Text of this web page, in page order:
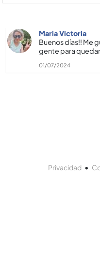
Maria Victoria
Buenos días!! Me
gente para
01/07/2024
Privacidad•